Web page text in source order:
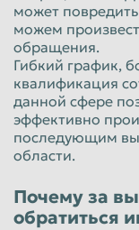
может
можем
обращения.
Гибкий график,
квалификация
данной сфере
эффективно
последующим
области.
Почему за
обратиться